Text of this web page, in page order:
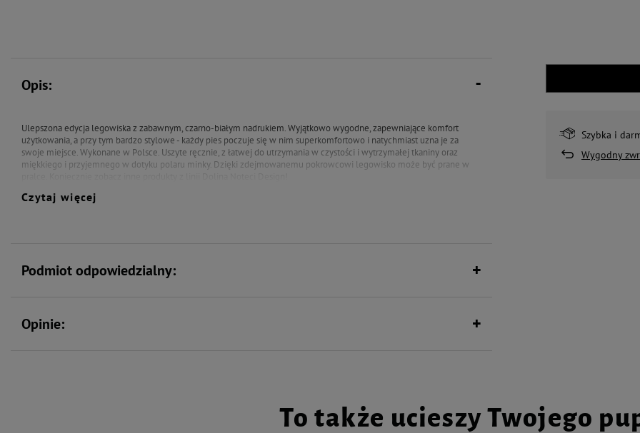
Szybka i
Wygodny
Opis:
Ulepszona edycja legowiska z zabawnym, czarno-białym nadrukiem. Wyjątkowo wygodne, zapewniające komfort
użytkowania, a przy tym bardzo stylowe - każdy pies poczuje się w nim superkomfortowo i natychmiast uzna je za
swoje miejsce. Wykonane w Polsce. Uszyte ręcznie, z łatwej do utrzymania w czystości i wytrzymałej tkaniny oraz
miękkiego i przyjemnego w dotyku polaru minky. Dzięki zdejmowanemu pokrowcowi legowisko może być prane w
Czytaj więcej
Podmiot odpowiedzialny:
Opinie:
To także ucieszy Twojego